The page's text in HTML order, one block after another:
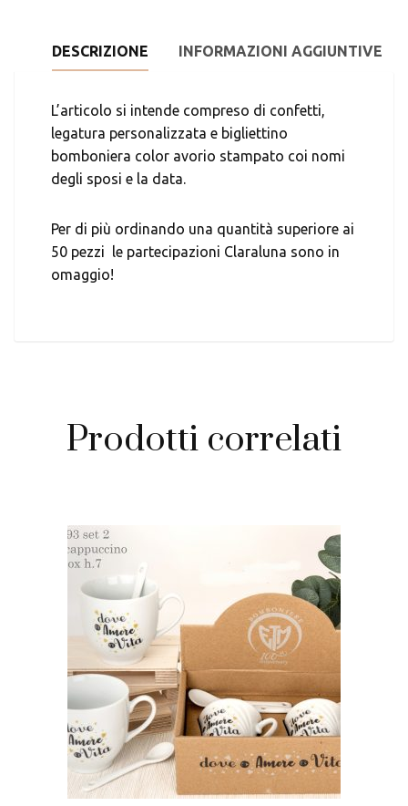
DESCRIZIONE INFORMAZIONI AGGIUNTIVE
L’articolo si intende compreso di confetti,
legatura personalizzata e bigliettino
bomboniera color avorio stampato coi nomi
degli sposi e la data.
Per di più ordinando una quantità superiore ai
50 pezzi le partecipazioni Claraluna sono in
omaggio!
Prodotti correlati